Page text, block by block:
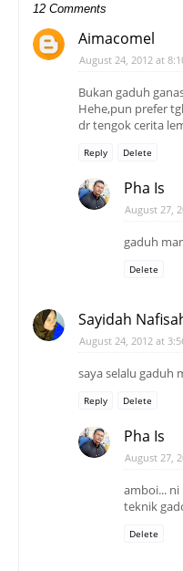
12 Comments
Aimacomel
August 24, 2012 at
Bukan gaduh
Hehe,pun prefer
dr tengok cerita
Reply Delete
Pha Is
August 27,
gaduh
Delete
Sayidah
August 24, 2012 at
saya selalu gaduh
Reply Delete
Pha Is
August 27,
amboi...
teknik
Delete